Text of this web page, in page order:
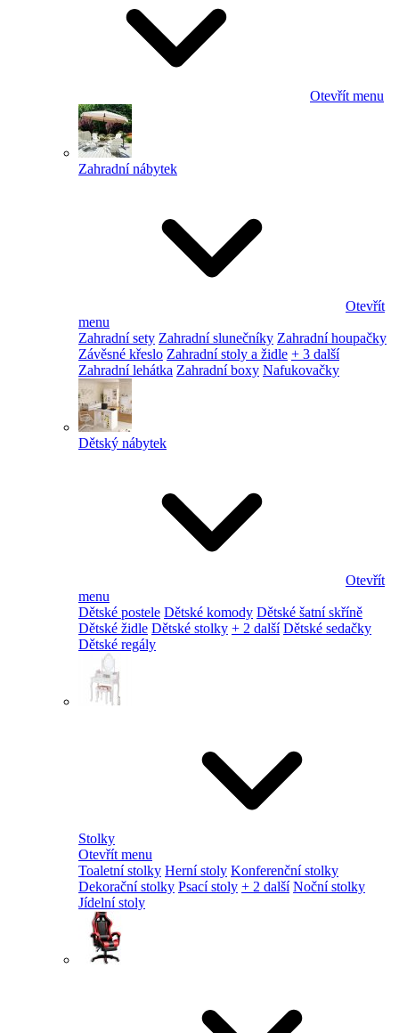
Otevřít menu
Zahradní nábytek
Otevřít
menu
Zahradní sety Zahradní slunečníky Zahradní houpačky
Závěsné křeslo Zahradní stoly a židle + 3 další
Zahradní lehátka Zahradní boxy Nafukovačky
Dětský nábytek
Otevřít
menu
Dětské postele Dětské komody Dětské šatní skříně
Dětské židle Dětské stolky + 2 další Dětské sedačky
Dětské regály
Stolky
Otevřít menu
Toaletní stolky Herní stoly Konferenční stolky
Dekorační stolky Psací stoly + 2 další Noční stolky
Jídelní stoly